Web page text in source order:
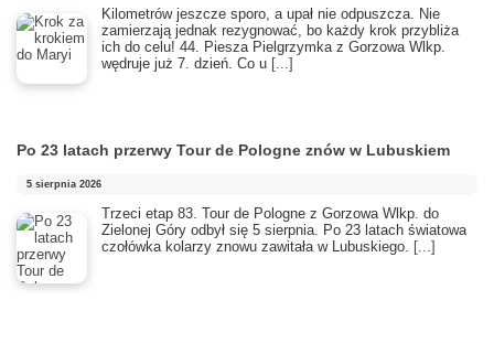
Kilometrów jeszcze sporo, a upał nie odpuszcza. Nie
zamierzają jednak rezygnować, bo każdy krok przybliża
ich do celu! 44. Piesza Pielgrzymka z Gorzowa Wlkp.
wędruje już 7. dzień. Co u [...]
Po 23 latach przerwy Tour de Pologne znów w Lubuskiem
5 sierpnia 2026
Trzeci etap 83. Tour de Pologne z Gorzowa Wlkp. do
Zielonej Góry odbył się 5 sierpnia. Po 23 latach światowa
czołówka kolarzy znowu zawitała w Lubuskiego. [...]